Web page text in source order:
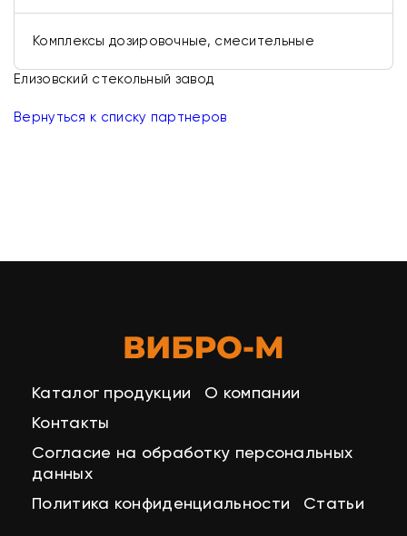
Комплексы дозировочные, смесительные
Елизовский стекольный завод
Вернуться к списку партнеров
Каталог продукции
О компании
Контакты
Согласие на обработку персональных
данных
Политика конфиденциальности
Статьи